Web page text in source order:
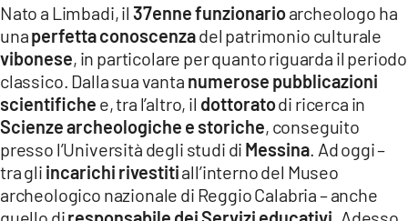
Nato a Limbadi, il 37enne funzionarioarcheologo ha
unaperfetta conoscenzadel patrimonio culturale
vibonese, in particolare per quanto riguarda il periodo
classico. Dalla sua vanta numerose pubblicazioni
scientifiche e, tra l’altro, il dottoratodi ricerca in
Scienze archeologiche e storiche, conseguito
presso l’Università degli studi di Messina . Ad oggi –
tra gli incarichi rivestitiall’interno del Museo
archeologico nazionale di Reggio Calabria – anche